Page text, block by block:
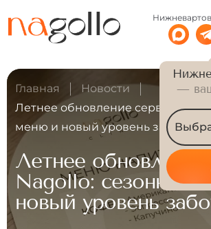
—
Главная
Новости
Летнее обновление сервиса
меню и новый уровень заботы
Летнее обновление
Nagollo: сезонное
новый уровень